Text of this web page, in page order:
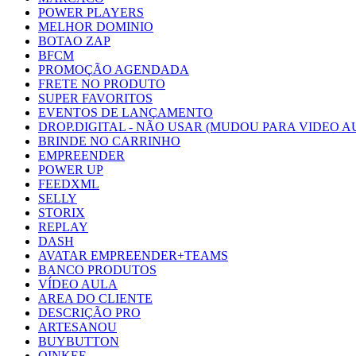
POWER PLAYERS
MELHOR DOMINIO
BOTAO ZAP
BFCM
PROMOÇÃO AGENDADA
FRETE NO PRODUTO
SUPER FAVORITOS
EVENTOS DE LANÇAMENTO
DROP.DIGITAL - NÃO USAR (MUDOU PARA VIDEO
BRINDE NO CARRINHO
EMPREENDER
POWER UP
FEEDXML
SELLY
STORIX
REPLAY
DASH
AVATAR EMPREENDER+TEAMS
BANCO PRODUTOS
VÍDEO AULA
AREA DO CLIENTE
DESCRIÇÃO PRO
ARTESANOU
BUYBUTTON